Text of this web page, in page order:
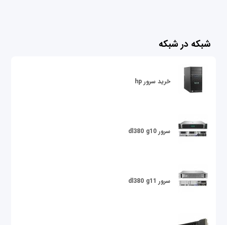
شبکه در شبکه
خرید سرور hp
سرور dl380 g10
سرور dl380 g11